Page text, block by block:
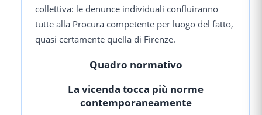
collettiva: le denunce individuali confluiranno
tutte alla Procura competente per luogo del fatto,
quasi certamente quella di Firenze.
Quadro normativo
La vicenda tocca più norme
contemporaneamente